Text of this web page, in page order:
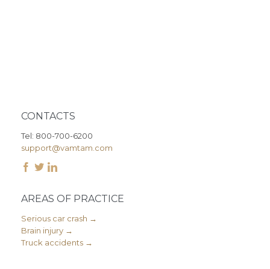
CONTACTS
Tel: 800-700-6200
support@vamtam.com
  
AREAS OF PRACTICE
Serious car crash →
Brain injury →
Truck accidents →